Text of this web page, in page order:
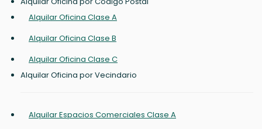
Alquilar Oficina Clase A
Alquilar Oficina Clase B
Alquilar Oficina Clase C
Alquilar Oficina por Vecindario
Alquilar Espacios Comerciales Clase A